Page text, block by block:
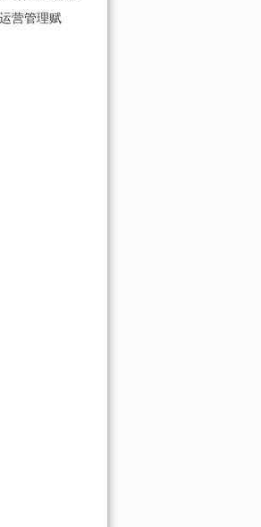
营管理赋